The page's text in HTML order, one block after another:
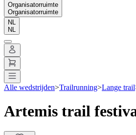
Organisatorruimte
Organisatorruimte
NL
NL
Alle wedstrijden>Trailrunning>Lange trail
Artemis trail